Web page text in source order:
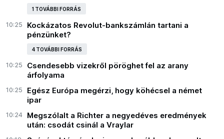
1 TOVÁBBI FORRÁS
10:25
Kockázatos Revolut-bankszámlán tartani a
pénzünket?
4 TOVÁBBI FORRÁS
10:25
Csendesebb vizekről pöröghet fel az arany
árfolyama
10:25
Egész Európa megérzi, hogy köhécsel a német
ipar
10:24
Megszólalt a Richter a negyedéves eredmények
után: csodát csinál a Vraylar